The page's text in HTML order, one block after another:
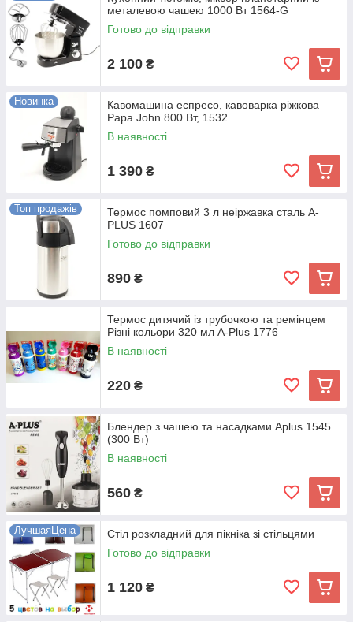
металевою чашею 1000 Вт 1564-G
Готово до відправки
2 100 ₴
Новинка
Кавомашина еспресо, кавоварка ріжкова
Papa John 800 Вт, 1532
В наявності
1 390 ₴
Топ продажів
Термос помповий 3 л неіржавка сталь A-
PLUS 1607
Готово до відправки
890 ₴
Термос дитячий із трубочкою та ремінцем
Різні кольори 320 мл A-Plus 1776
В наявності
220 ₴
Блендер з чашею та насадками Aplus 1545
(300 Вт)
В наявності
560 ₴
ЛучшаяЦена
Стіл розкладний для пікніка зі стільцями
Готово до відправки
1 120 ₴